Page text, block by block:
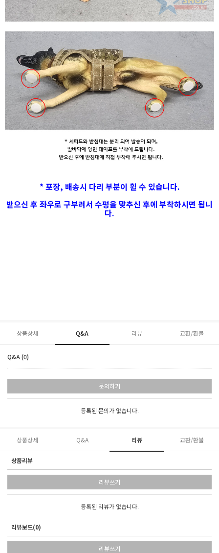
* 포장, 배송시 다리 부분이 휠 수 있습니다.
받으신 후 좌우로 구부려서 수평을 맞추신 후에 부착하시면 됩니
다.
상품상세 Q&A 리뷰 교환/환불
Q&A (0)
문의하기
등록된 문의가 없습니다.
상품상세 Q&A 리뷰 교환/환불
상품리뷰
리뷰쓰기
등록된 리뷰가 없습니다.
리뷰보드(0)
리뷰쓰기